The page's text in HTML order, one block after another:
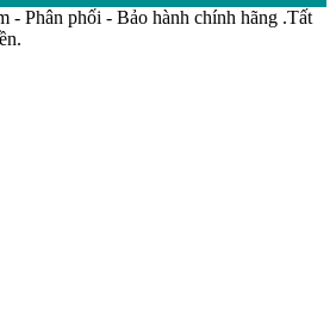
- Phân phối - Bảo hành chính hãng .Tất